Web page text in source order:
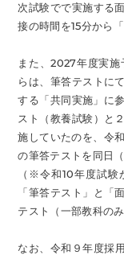
次試験でで実施する
接の時間を15分から
また、2027年度実
らは、筆答テストに
する「共同実施」に
スト（教養試験）と
施していたのを、令
の筆答テストを同日
（※令和10年度試験
「筆答テスト」と「
テスト（一部教科の
なお、令和９年度採